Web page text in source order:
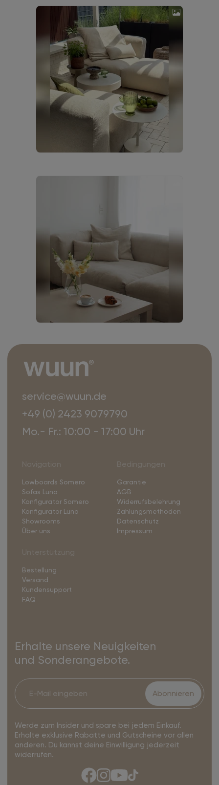
service@wuun.de
+49 (0) 2423 9079790
Mo.- Fr.: 10:00 - 17:00 Uhr
Lowboards Somero
Sofas Luno
Konfigurator Somero
Konfigurator Luno
Showrooms
Über uns
Garantie
AGB
Widerrufsbelehrung
Zahlungsmethoden
Datenschutz
Impressum
Bestellung
Versand
Kundensupport
FAQ
Erhalte unsere Neuigkeiten
und Sonderangebote.
Abonnieren
Werde zum Insider und spare bei jedem Einkauf.
Erhalte exklusive Rabatte und Gutscheine vor allen
anderen. Du kannst deine Einwilligung jederzeit
widerrufen.